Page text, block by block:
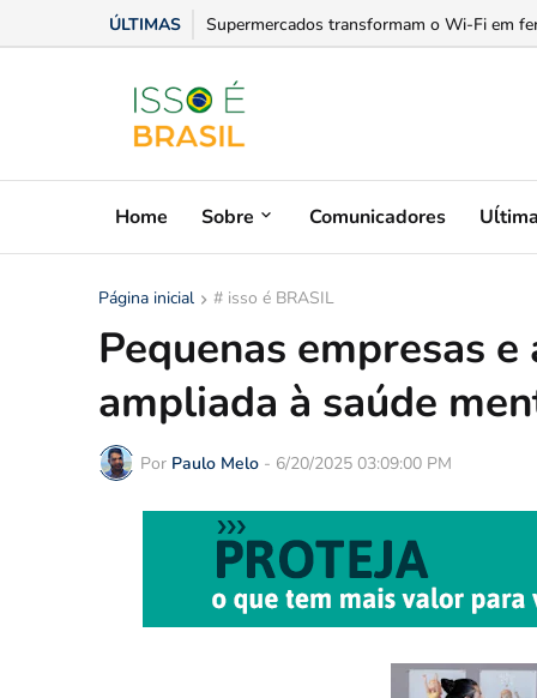
ÚLTIMAS Se liga na fatura: Equatorial Goiás explica
Home Sobre Comunicadores
Página inicial # isso é BRASIL
Pequenas empresas e
ampliada à saúde
Por Paulo Melo - 6/20/2025 03:09:00 PM